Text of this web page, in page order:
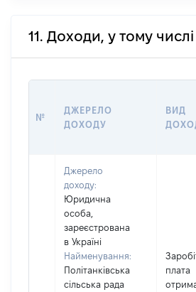
11. Доходи, у тому
№
ДЖЕРЕЛО
ДОХОДУ
ВИД
Джерело
доходу:
Юридична
особа,
зареєстрована
в Україні
Найменування:
Політанківська
сільська рада
плата